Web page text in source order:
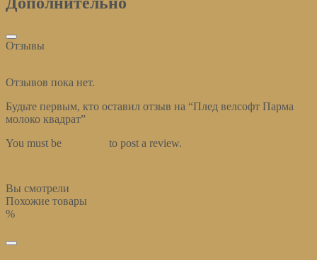
Отзывы
Отзывов пока нет.
Будьте первым, кто оставил отзыв на “Плед велсофт Парма
молоко квадрат”
You must be
to post a review.
Вы смотрели
Похожие товары
%